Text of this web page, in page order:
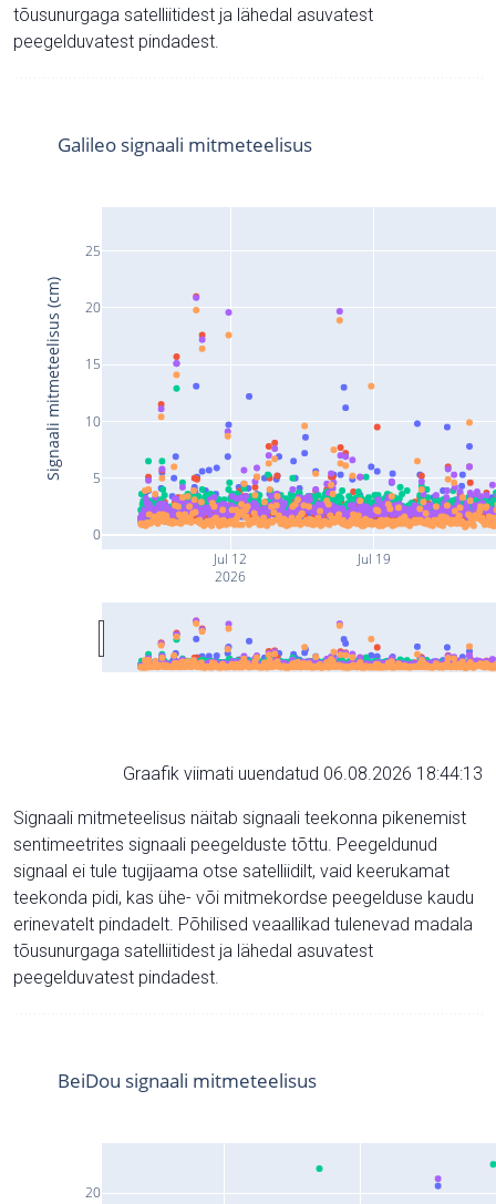
tõusunurgaga satelliitidest ja lähedal asuvatest
peegelduvatest pindadest.
Jul 12
2026
Jul 19
0
5
10
15
20
25
Galileo signaali mitmeteelisus
Signaali mitmeteelisus (cm)
Graafik viimati uuendatud 06.08.2026 18:44:13
Signaali mitmeteelisus näitab signaali teekonna pikenemist
sentimeetrites signaali peegelduste tõttu. Peegeldunud
signaal ei tule tugijaama otse satelliidilt, vaid keerukamat
teekonda pidi, kas ühe- või mitmekordse peegelduse kaudu
erinevatelt pindadelt. Põhilised veaallikad tulenevad madala
tõusunurgaga satelliitidest ja lähedal asuvatest
peegelduvatest pindadest.
20
BeiDou signaali mitmeteelisus